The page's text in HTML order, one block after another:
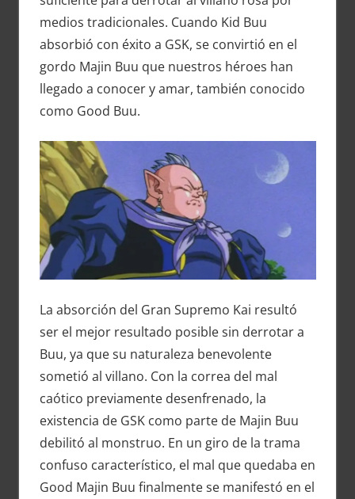
medios tradicionales. Cuando Kid Buu
absorbió con éxito a GSK, se convirtió en el
gordo Majin Buu que nuestros héroes han
llegado a conocer y amar, también conocido
como Good Buu.
La absorción del Gran Supremo Kai resultó
ser el mejor resultado posible sin derrotar a
Buu, ya que su naturaleza benevolente
sometió al villano. Con la correa del mal
caótico previamente desenfrenado, la
existencia de GSK como parte de Majin Buu
debilitó al monstruo. En un giro de la trama
confuso característico, el mal que quedaba en
Good Majin Buu finalmente se manifestó en el